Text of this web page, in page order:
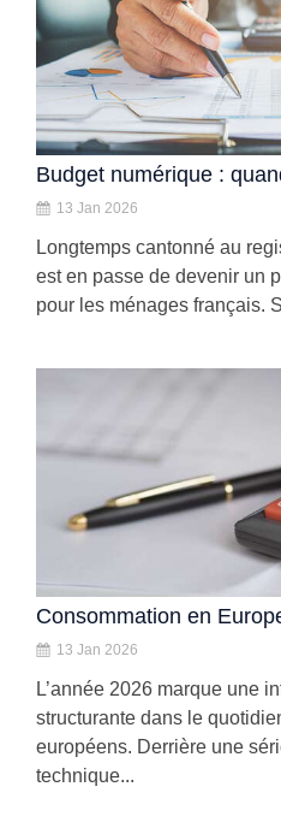
13 Jan 2026
Longtemps cantonné au
est en passe de devenir un
pour les ménages français.
13 Jan 2026
L’année 2026 marque une
structurante dans le
européens. Derrière une
technique...